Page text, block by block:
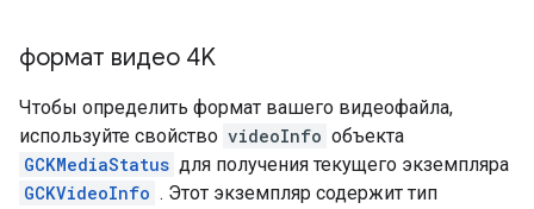
формат видео 4K
Чтобы определить формат вашего видеофайла,
используйте свойство videoInfo объекта
GCKMediaStatus для получения текущего экземпляра
GCKVideoInfo . Этот экземпляр содержит тип